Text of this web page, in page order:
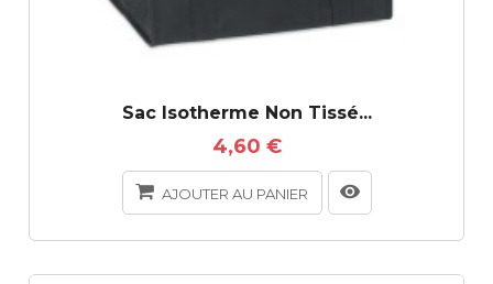
Sac Isotherme Non Tissé...
4,60 €
AJOUTER AU PANIER